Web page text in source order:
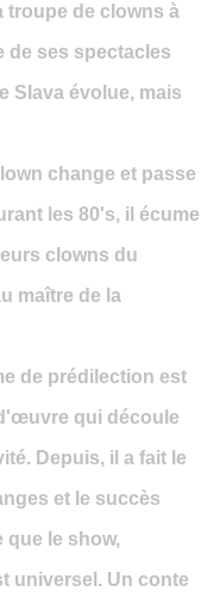
troupe de clowns à
de ses spectacles
Slava évolue, mais
change et passe
les 80's, il écume
clowns du
maître de la
de prédilection est
qui découle
Depuis, il a fait le
et le succès
que le show,
universel. Un conte